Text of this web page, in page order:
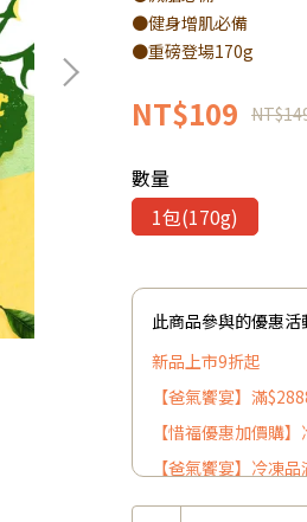
●健身增肌必備
●重磅登場170g
NT$109
數量
1包(170g)
此商品參與的優惠活
新品上市9折起
【爸氣饗宴】滿
【惜福優惠加價購
【爸氣饗宴】冷凍